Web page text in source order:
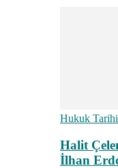
Hukuk Tarihi
Halit
İlhan